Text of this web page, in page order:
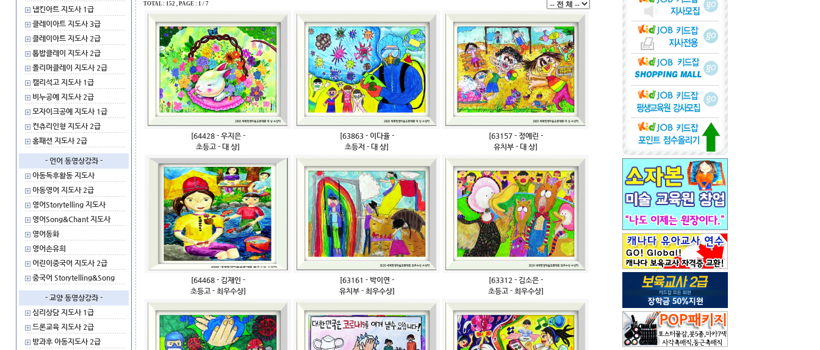
냅킨아트 지도사 1급
클레이아트 지도사 3급
클레이아트 지도사 2급
톱밥클레이 지도사 2급
폴리머클레이 지도사 2급
캘리석고 지도사 1급
비누공예 지도사 2급
모자이크공예 지도사 1급
컨츄리인형 지도사 2급
홈패션 지도사 2급
- 언어 동영상강좌 -
아동독후활동 지도사
아동영어 지도사 2급
영어Storytelling 지도사
영어Song&Chant 지도사
영어동화
영어손유희
어린이중국어 지도사 2급
중국어 Storytelling&Song
- 교양 동영상강좌 -
심리상담 지도사 1급
드론교육 지도사 2급
방과후 아동지도사 2급
TOTAL : 152 , PAGE : 1 / 7
[64428 - 우지은 -
초등고 - 대 상]
[63863 - 이다율 -
초등저 - 대 상]
[63157 - 정예린 -
유치부 - 대 상]
[64468 - 김재인 -
초등고 - 최우수상]
[63161 - 박이연 -
유치부 - 최우수상]
[63312 - 김소은 -
초등고 - 최우수상]